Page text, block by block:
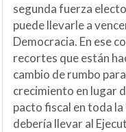
segunda fuerza
puede llevarle a
Democracia. En ese
recortes que están
cambio de rumbo
crecimiento en lugar
pacto fiscal en toda la
debería llevar al